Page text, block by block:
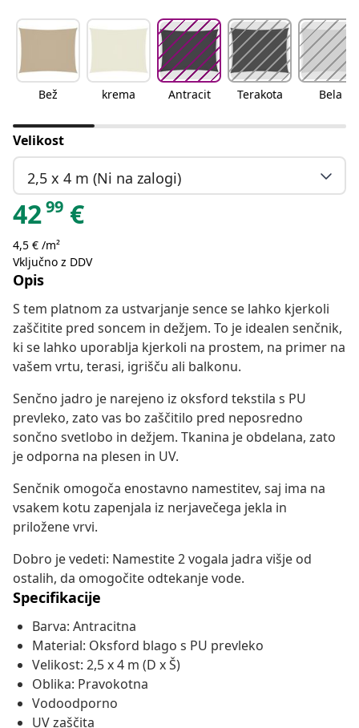
Bež krema Antracit Terakota Bela
Velikost
2,5 x 4 m (Ni na zalogi)
4299 €
4,5 € /m²
Vključno z DDV
Opis
S tem platnom za ustvarjanje sence se lahko kjerkoli
zaščitite pred soncem in dežjem. To je idealen senčnik,
ki se lahko uporablja kjerkoli na prostem, na primer na
vašem vrtu, terasi, igrišču ali balkonu.
Senčno jadro je narejeno iz oksford tekstila s PU
prevleko, zato vas bo zaščitilo pred neposredno
sončno svetlobo in dežjem. Tkanina je obdelana, zato
je odporna na plesen in UV.
Senčnik omogoča enostavno namestitev, saj ima na
vsakem kotu zapenjala iz nerjavečega jekla in
priložene vrvi.
Dobro je vedeti: Namestite 2 vogala jadra višje od
ostalih, da omogočite odtekanje vode.
Specifikacije
Barva: Antracitna
Material: Oksford blago s PU prevleko
Velikost: 2,5 x 4 m (D x Š)
Oblika: Pravokotna
Vodoodporno
UV zaščita